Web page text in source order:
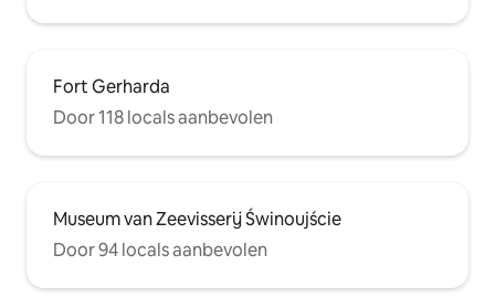
Fort Gerharda
Door 118 locals aanbevolen
Museum van Zeevisserij Świnoujście
Door 94 locals aanbevolen